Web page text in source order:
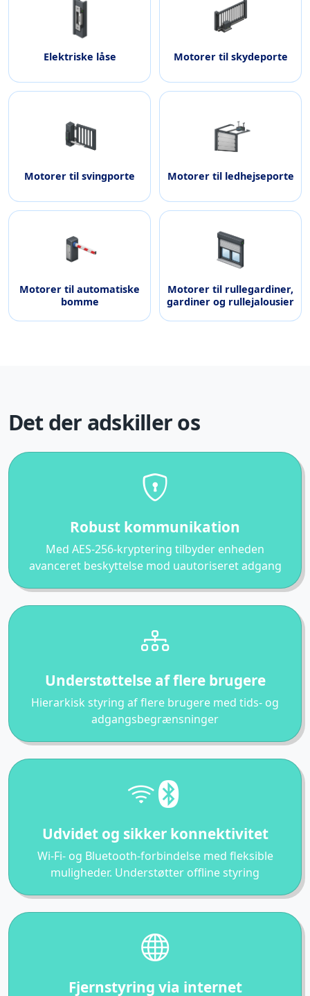
Elektriske låse Motorer til skydeporte
Motorer til svingporte Motorer til ledhejseporte
Motorer til automatiske
bomme
Motorer til rullegardiner,
gardiner og rullejalousier
Det der adskiller os
Robust kommunikation
Med AES-256-kryptering tilbyder enheden
avanceret beskyttelse mod uautoriseret adgang
Understøttelse af flere brugere
Hierarkisk styring af flere brugere med tids- og
adgangsbegrænsninger
Udvidet og sikker konnektivitet
Wi-Fi- og Bluetooth-forbindelse med fleksible
muligheder. Understøtter offline styring
Fjernstyring via internet